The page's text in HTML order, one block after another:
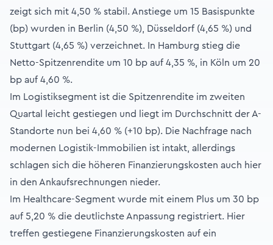
zeigt sich mit 4,50 % stabil. Anstiege um 15 Basispunkte
(bp) wurden in Berlin (4,50 %), Düsseldorf (4,65 %) und
Stuttgart (4,65 %) verzeichnet. In Hamburg stieg die
Netto-Spitzenrendite um 10 bp auf 4,35 %, in Köln um 20
bp auf 4,60 %.
Im Logistiksegment ist die Spitzenrendite im zweiten
Quartal leicht gestiegen und liegt im Durchschnitt der A-
Standorte nun bei 4,60 % (+10 bp). Die Nachfrage nach
modernen Logistik-Immobilien ist intakt, allerdings
schlagen sich die höheren Finanzierungskosten auch hier
in den Ankaufsrechnungen nieder.
Im Healthcare-Segment wurde mit einem Plus um 30 bp
auf 5,20 % die deutlichste Anpassung registriert. Hier
treffen gestiegene Finanzierungskosten auf ein